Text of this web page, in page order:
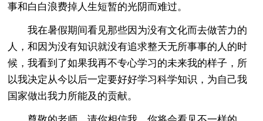
事和白白浪费掉人生短暂的光阴而难过。
我在暑假期间看见那些因为没有文化而去做苦力的
人，和因为没有知识就没有追求整天无所事事的人的时
候，我看到了如果我再不专心学习的未来我的样子，所
以我决定从今以后一定要好好学习科学知识，为自己我
国家做出我力所能及的贡献。